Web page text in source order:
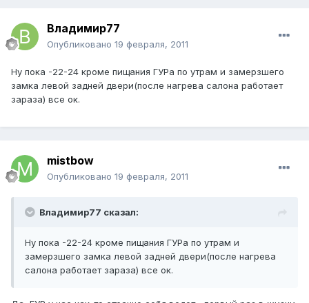
Владимир77
Опубликовано 19 февраля, 2011
Ну пока -22-24 кроме пищания ГУРа по утрам и замерзшего
замка левой задней двери(после нагрева салона работает
зараза) все ок.
mistbow
Опубликовано 19 февраля, 2011
Владимир77 сказал:
Ну пока -22-24 кроме пищания ГУРа по утрам и
замерзшего замка левой задней двери(после нагрева
салона работает зараза) все ок.